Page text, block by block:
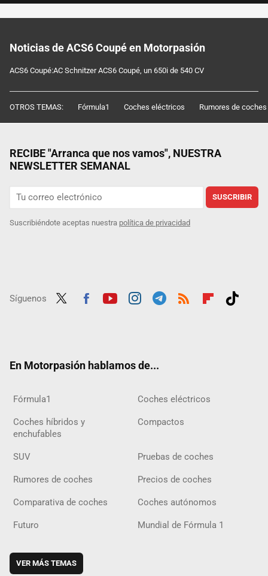
Noticias de ACS6 Coupé en Motorpasión
ACS6 Coupé:AC Schnitzer ACS6 Coupé, un 650i de 540 CV
OTROS TEMAS: Fórmula1 Coches eléctricos Rumores de coches
RECIBE "Arranca que nos vamos", NUESTRA
NEWSLETTER SEMANAL
SUSCRIBIR
Suscribiéndote aceptas nuestra política de privacidad
Síguenos
En Motorpasión hablamos de...
Fórmula1 Coches eléctricos
Coches híbridos y
enchufables
Compactos
SUV Pruebas de coches
Rumores de coches Precios de coches
Comparativa de coches Coches autónomos
Futuro Mundial de Fórmula 1
VER MÁS TEMAS